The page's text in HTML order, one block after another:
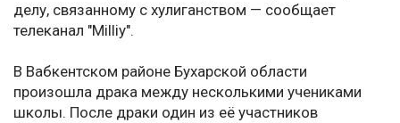
делу, связанному с хулиганством — сообщает
телеканал "Milliy".
В Вабкентском районе Бухарской области
произошла драка между несколькими учениками
школы. После драки один из её участников